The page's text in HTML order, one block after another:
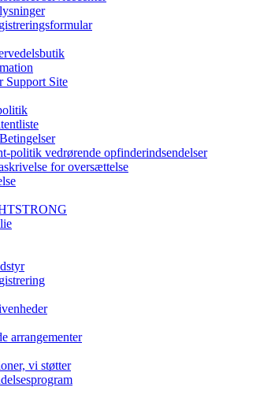
Support Site
politik vedrørende opfinderindsendelser
for oversættelse
arrangementer
vi støtter